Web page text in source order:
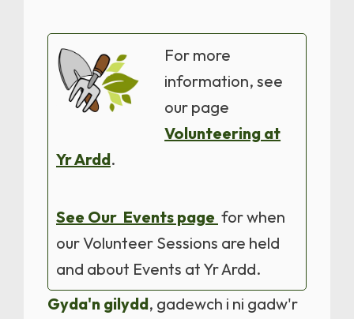
For more
information, see
our page
Volunteering at
Yr Ardd.
See Our Events page for when
our Volunteer Sessions are held
and about Events at Yr Ardd.
Gyda'n gilydd, gadewch i ni gadw'r